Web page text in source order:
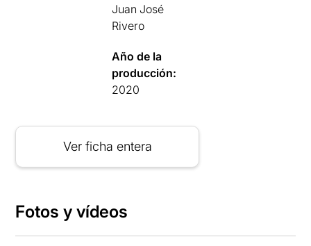
Juan José
Rivero
Año de la
producción:
2020
Ver ficha entera
Fotos y vídeos